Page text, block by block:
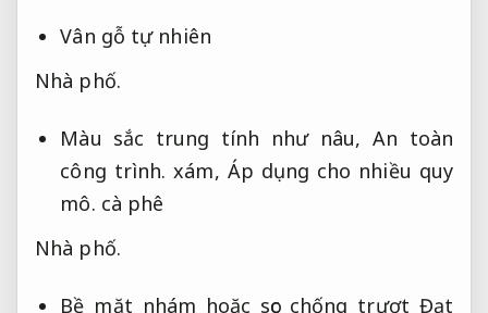
Vân gỗ tự nhiên
Nhà phố.
Màu sắc trung tính như nâu, An toàn
công trình. xám, Áp dụng cho nhiều quy
mô. cà phê
Nhà phố.
Bề mặt nhám hoặc sọc chống trượt Đạt